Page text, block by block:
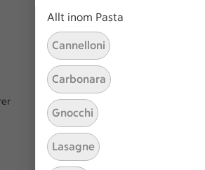
Allt inom Pasta
Cannelloni
Carbonara
Gnocchi
Lasagne